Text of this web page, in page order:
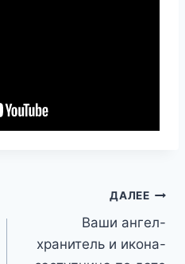
ДАЛЕЕ
Ваши ангел-
хранитель и икона-